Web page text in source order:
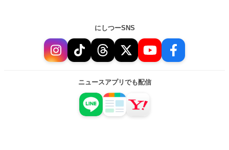
にしつーSNS
ニュースアプリでも配信